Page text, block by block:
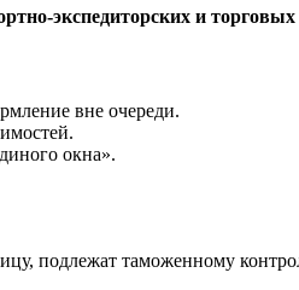
экспедиторских и
вне очереди.
окна».
подлежат таможенному